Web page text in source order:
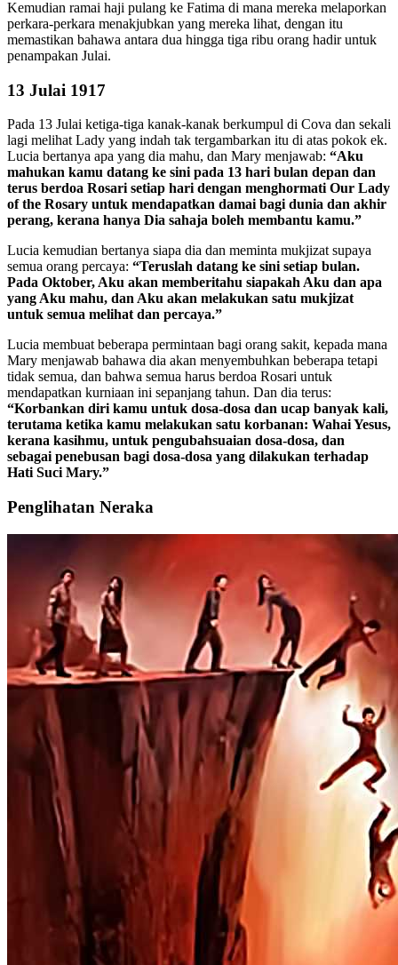
Kemudian ramai haji pulang ke Fatima di mana mereka melaporkan
perkara-perkara menakjubkan yang mereka lihat, dengan itu
memastikan bahawa antara dua hingga tiga ribu orang hadir untuk
penampakan Julai.
13 Julai 1917
Pada 13 Julai ketiga-tiga kanak-kanak berkumpul di Cova dan sekali
lagi melihat Lady yang indah tak tergambarkan itu di atas pokok ek.
Lucia bertanya apa yang dia mahu, dan Mary menjawab: “Aku
mahukan kamu datang ke sini pada 13 hari bulan depan dan
terus berdoa Rosari setiap hari dengan menghormati Our Lady
of the Rosary untuk mendapatkan damai bagi dunia dan akhir
perang, kerana hanya Dia sahaja boleh membantu kamu.”
Lucia kemudian bertanya siapa dia dan meminta mukjizat supaya
semua orang percaya: “Teruslah datang ke sini setiap bulan.
Pada Oktober, Aku akan memberitahu siapakah Aku dan apa
yang Aku mahu, dan Aku akan melakukan satu mukjizat
untuk semua melihat dan percaya.”
Lucia membuat beberapa permintaan bagi orang sakit, kepada mana
Mary menjawab bahawa dia akan menyembuhkan beberapa tetapi
tidak semua, dan bahwa semua harus berdoa Rosari untuk
mendapatkan kurniaan ini sepanjang tahun. Dan dia terus:
“Korbankan diri kamu untuk dosa-dosa dan ucap banyak kali,
terutama ketika kamu melakukan satu korbanan: Wahai Yesus,
kerana kasihmu, untuk pengubahsuaian dosa-dosa, dan
sebagai penebusan bagi dosa-dosa yang dilakukan terhadap
Hati Suci Mary.”
Penglihatan Neraka